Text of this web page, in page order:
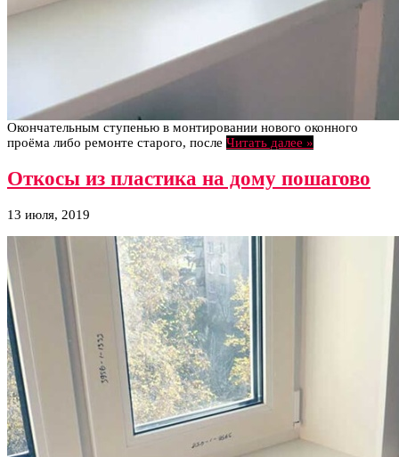
Окончательным ступенью в монтировании нового оконного
проёма либо ремонте старого, после Читать далее »
Откосы из пластика на дому пошагово
13 июля, 2019